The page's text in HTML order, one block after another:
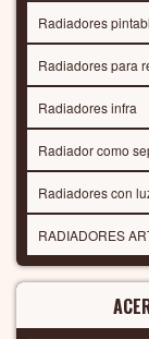
Radiadores
Radiadores para
Radiadores infra
Radiador como
Radiadores con
RADIADORES